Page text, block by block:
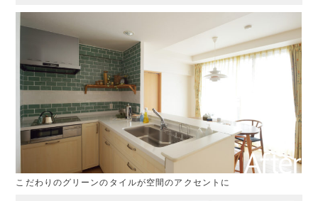
こだわりのグリーンのタイルが空間のアクセントに